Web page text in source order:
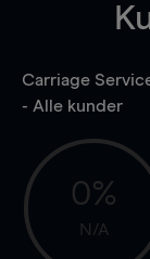
Carriage
- Alle kunder
0%
N/A